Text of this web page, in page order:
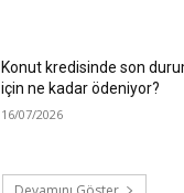
Konut kredisinde son
için ne kadar ödeniyor?
16/07/2026